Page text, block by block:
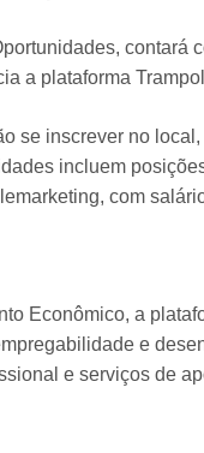
contará
a plataforma
se inscrever no
incluem
com
Econômico, a
e
e serviços de